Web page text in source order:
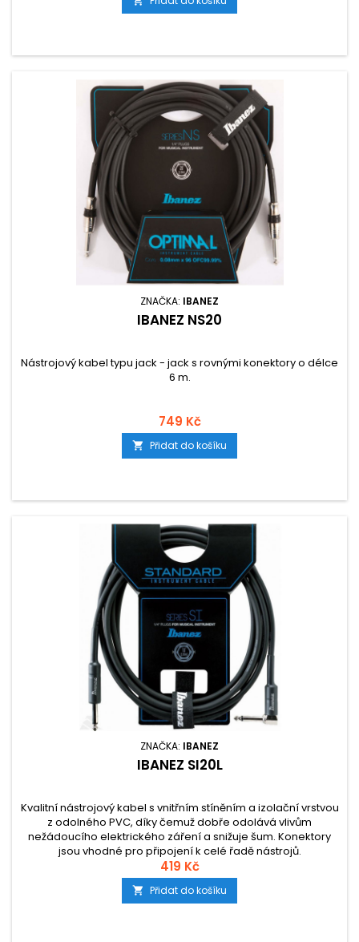
ZNAČKA: IBANEZ
IBANEZ NS20
Nástrojový kabel typu jack - jack s rovnými konektory o délce
6 m.
749 Kč
 Přidat do košíku
ZNAČKA: IBANEZ
IBANEZ SI20L
Kvalitní nástrojový kabel s vnitřním stíněním a izolační vrstvou
z odolného PVC, díky čemuž dobře odolává vlivům
nežádoucího elektrického záření a snižuje šum. Konektory
jsou vhodné pro připojení k celé řadě nástrojů.
419 Kč
 Přidat do košíku